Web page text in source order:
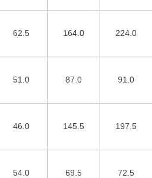
62.5 164.0 224.0
51.0 87.0 91.0
46.0 145.5 197.5
54.0 69.5 72.5